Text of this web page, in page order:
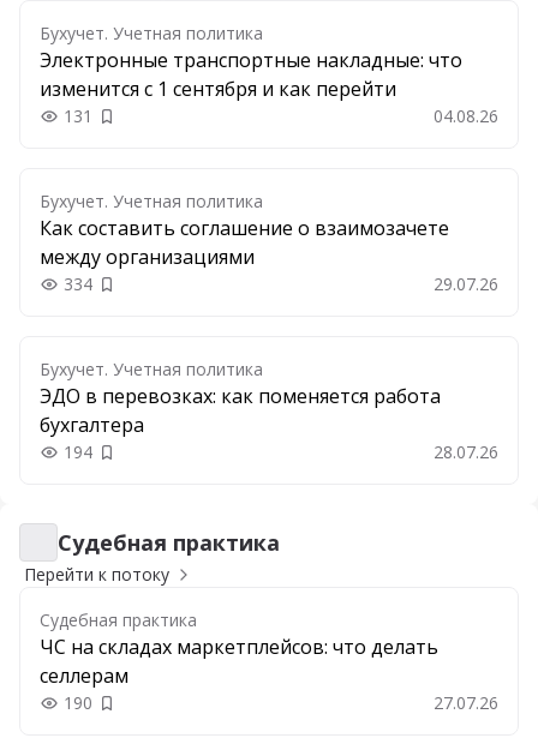
Бухучет. Учетная политика
Электронные транспортные накладные: что
изменится с 1 сентября и как перейти
131 Добавить в закладки 04.08.26
Бухучет. Учетная политика
Как составить соглашение о взаимозачете
между организациями
334 Добавить в закладки 29.07.26
Бухучет. Учетная политика
ЭДО в перевозках: как поменяется работа
бухгалтера
194 Добавить в закладки 28.07.26
Судебная практика
Судебная практика
Перейти к потоку
Судебная практика
ЧС на складах маркетплейсов: что делать
селлерам
190 Добавить в закладки 27.07.26